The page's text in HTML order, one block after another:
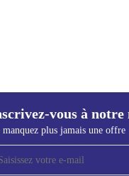
vous à notre
manquez plus jamais une offre
et infos de